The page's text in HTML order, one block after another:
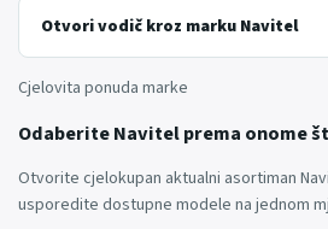
Otvori vodič kroz marku Navitel
Cjelovita ponuda marke
Odaberite Navitel prema onome
Otvorite cjelokupan aktualni asortiman
usporedite dostupne modele na jednom